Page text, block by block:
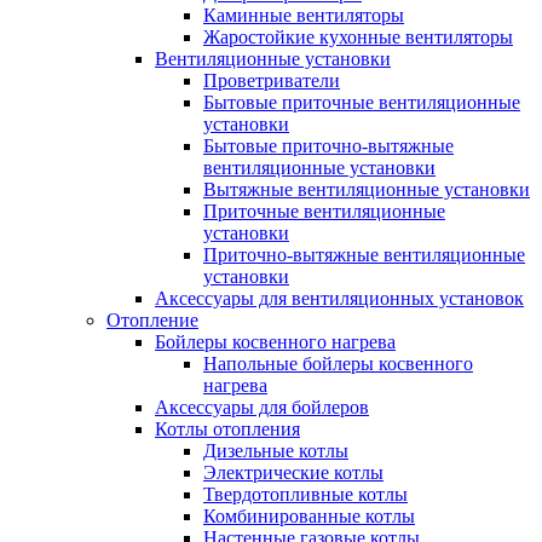
Каминные вентиляторы
Жаростойкие кухонные вентиляторы
Вентиляционные установки
Проветриватели
Бытовые приточные вентиляционные
установки
Бытовые приточно-вытяжные
вентиляционные установки
Вытяжные вентиляционные установки
Приточные вентиляционные
установки
Приточно-вытяжные вентиляционные
установки
Аксессуары для вентиляционных установок
Отопление
Бойлеры косвенного нагрева
Напольные бойлеры косвенного
нагрева
Аксессуары для бойлеров
Котлы отопления
Дизельные котлы
Электрические котлы
Твердотопливные котлы
Комбинированные котлы